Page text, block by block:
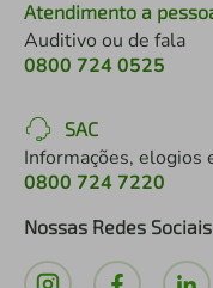
Atendimento a
Auditivo ou de fala
0800 724 0525
SAC
Informações, elogios
0800 724 7220
Nossas Redes Sociais